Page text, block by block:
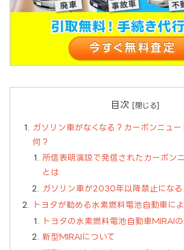
目次
ガソリン車がなくなる？カーボンニュー
何？
所信表明演説で発信されたカーボン
とは
ガソリン車が2030年以降禁止になる
トヨタが勧める水素燃料電池自動車に
トヨタの水素燃料電池自動車MIRAI
新型MIRAIについて